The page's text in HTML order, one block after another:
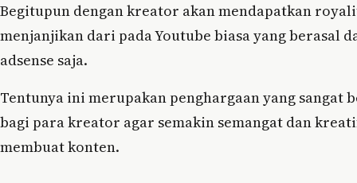
Begitupun dengan kreator akan mendapatkan
menjanjikan dari pada Youtube biasa yang berasal
adsense saja.
Tentunya ini merupakan penghargaan yang sangat
bagi para kreator agar semakin semangat dan
membuat konten.